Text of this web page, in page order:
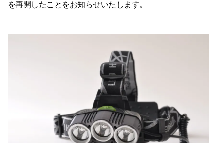
を再開したことをお知らせいたします。